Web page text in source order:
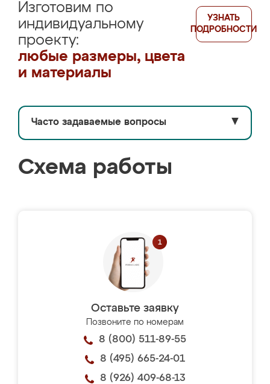
Изготовим по
индивидуальному
проекту:
любые размеры, цвета
и материалы
УЗНАТЬ
ПОДРОБНОСТИ
Часто задаваемые вопросы ▼
Схема работы
Оставьте заявку
Позвоните по номерам
8 (800) 511-89-55
8 (495) 665-24-01
8 (926) 409-68-13